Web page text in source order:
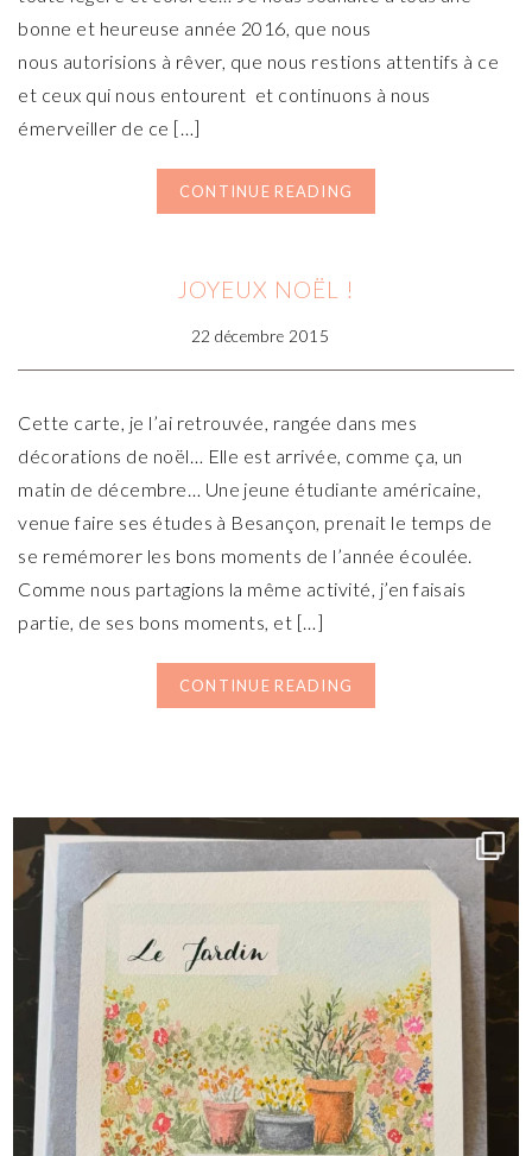
bonne et heureuse année 2016, que nous
nous autorisions à rêver, que nous restions attentifs à ce
et ceux qui nous entourent et continuons à nous
émerveiller de ce […]
CONTINUE READING
JOYEUX NOËL !
22 décembre 2015
Cette carte, je l’ai retrouvée, rangée dans mes
décorations de noël… Elle est arrivée, comme ça, un
matin de décembre… Une jeune étudiante américaine,
venue faire ses études à Besançon, prenait le temps de
se remémorer les bons moments de l’année écoulée.
Comme nous partagions la même activité, j’en faisais
partie, de ses bons moments, et […]
CONTINUE READING